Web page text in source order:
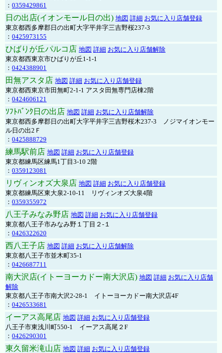
： 0359429861
日の出店(イオンモール日の出) 地図 詳細 お気に入り店舗登録
東京都西多摩郡日の出町大字平井字三吉野桜237-3
： 0425973155
ひばりが丘パルコ店 地図 詳細 お気に入り店舗解除
東京都西東京市ひばりが丘1-1-1
： 0424388901
田無アスタ店 地図 詳細 お気に入り店舗登録
東京都西東京市田無町2-1-1 アスタ田無専門店棟2階
： 0424606121
ｿﾌﾄﾊﾞﾝｸ日の出店 地図 詳細 お気に入り店舗解除
東京都西多摩郡日の出町大字平井字三吉野桜木237-3 ノジマイオンモー
ル日の出2Ｆ
： 0425888729
練馬駅前店 地図 詳細 お気に入り店舗登録
東京都練馬区練馬1丁目3-10 2階
： 0359123081
リヴィンオズ大泉店 地図 詳細 お気に入り店舗登録
東京都練馬区東大泉2-10-11 リヴィンオズ大泉4階
： 0359355972
八王子みなみ野店 地図 詳細 お気に入り店舗登録
東京都八王子市みなみ野１丁目２-１
： 0426322620
西八王子店 地図 詳細 お気に入り店舗解除
東京都八王子市並木町35-1
： 0426687711
南大沢店(イトーヨーカドー南大沢店) 地図 詳細 お気に入り店舗
解除
東京都八王子市南大沢2-28-1 イトーヨーカドー南大沢店4F
： 0426533681
イーアス高尾店 地図 詳細 お気に入り店舗登録
八王子市東浅川町550-1 イーアス高尾２F
： 0426290301
東久留米滝山店 地図 詳細 お気に入り店舗登録